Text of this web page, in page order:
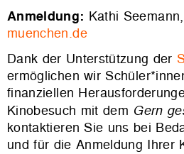
Anmeldung: Kathi Seemann,
muenchen.de
Dank der Unterstützung der
ermöglichen wir
finanziellen
Kinobesuch mit dem Gern
kontaktieren Sie uns bei
und für die Anmeldung Ihrer